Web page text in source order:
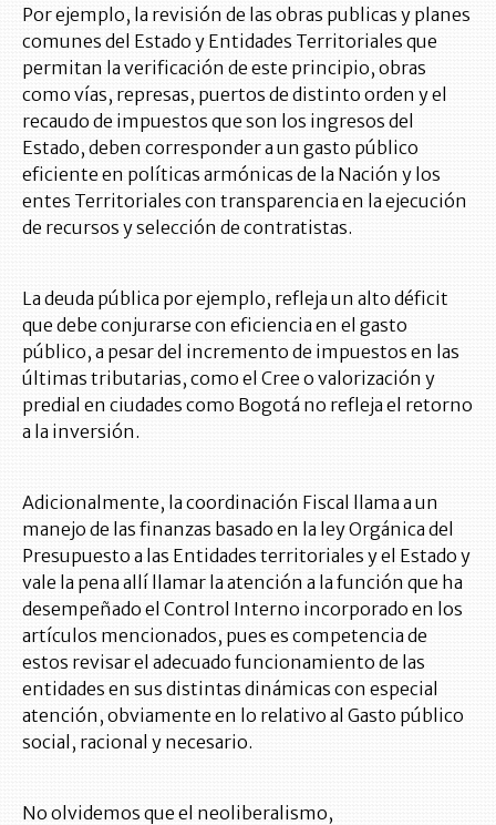
Por ejemplo, la revisión de las obras publicas y planes
comunes del Estado y Entidades Territoriales que
permitan la verificación de este principio, obras
como vías, represas, puertos de distinto orden y el
recaudo de impuestos que son los ingresos del
Estado, deben corresponder a un gasto público
eficiente en políticas armónicas de la Nación y los
entes Territoriales con transparencia en la ejecución
de recursos y selección de contratistas.
La deuda pública por ejemplo, refleja un alto déficit
que debe conjurarse con eficiencia en el gasto
público, a pesar del incremento de impuestos en las
últimas tributarias, como el Cree o valorización y
predial en ciudades como Bogotá no refleja el retorno
a la inversión.
Adicionalmente, la coordinación Fiscal llama a un
manejo de las finanzas basado en la ley Orgánica del
Presupuesto a las Entidades territoriales y el Estado y
vale la pena allí llamar la atención a la función que ha
desempeñado el Control Interno incorporado en los
artículos mencionados, pues es competencia de
estos revisar el adecuado funcionamiento de las
entidades en sus distintas dinámicas con especial
atención, obviamente en lo relativo al Gasto público
social, racional y necesario.
No olvidemos que el neoliberalismo,